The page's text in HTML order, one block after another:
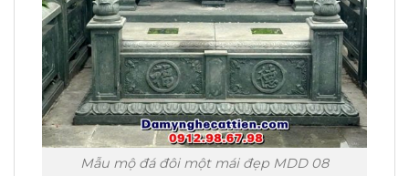
Mẫu mộ đá đôi một mái đẹp MDD 08